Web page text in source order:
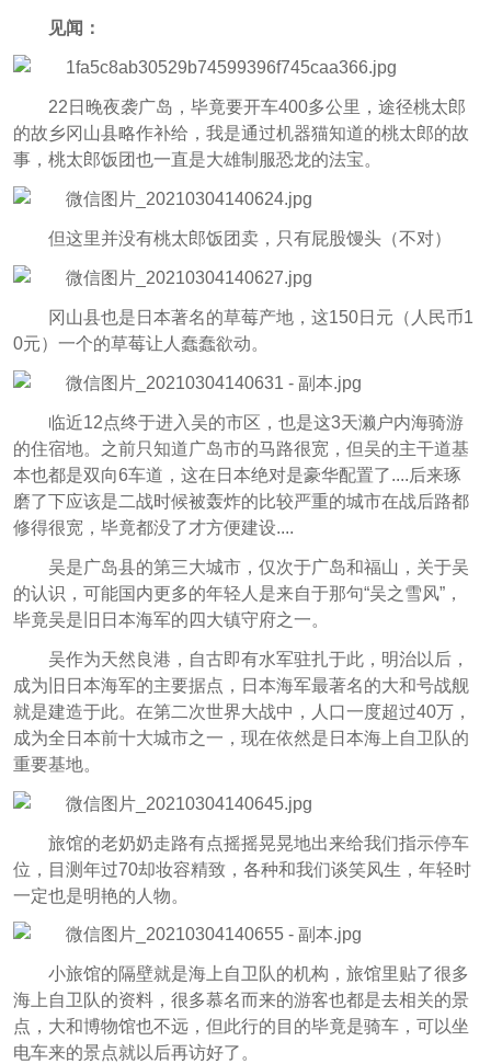
见闻：
22日晚夜袭广岛，毕竟要开车400多公里，途径桃太郎
的故乡冈山县略作补给，我是通过机器猫知道的桃太郎的故
事，桃太郎饭团也一直是大雄制服恐龙的法宝。
但这里并没有桃太郎饭团卖，只有屁股馒头（不对）
冈山县也是日本著名的草莓产地，这150日元（人民币1
0元）一个的草莓让人蠢蠢欲动。
临近12点终于进入吴的市区，也是这3天濑户内海骑游
的住宿地。之前只知道广岛市的马路很宽，但吴的主干道基
本也都是双向6车道，这在日本绝对是豪华配置了....后来琢
磨了下应该是二战时候被轰炸的比较严重的城市在战后路都
修得很宽，毕竟都没了才方便建设....
吴是广岛县的第三大城市，仅次于广岛和福山，关于吴
的认识，可能国内更多的年轻人是来自于那句“吴之雪风”，
毕竟吴是旧日本海军的四大镇守府之一。
吴作为天然良港，自古即有水军驻扎于此，明治以后，
成为旧日本海军的主要据点，日本海军最著名的大和号战舰
就是建造于此。在第二次世界大战中，人口一度超过40万，
成为全日本前十大城市之一，现在依然是日本海上自卫队的
重要基地。
旅馆的老奶奶走路有点摇摇晃晃地出来给我们指示停车
位，目测年过70却妆容精致，各种和我们谈笑风生，年轻时
一定也是明艳的人物。
小旅馆的隔壁就是海上自卫队的机构，旅馆里贴了很多
海上自卫队的资料，很多慕名而来的游客也都是去相关的景
点，大和博物馆也不远，但此行的目的毕竟是骑车，可以坐
电车来的景点就以后再访好了。